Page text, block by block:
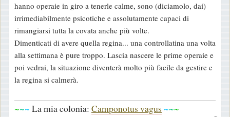
hanno operaie in giro a tenerle calme, sono (diciamolo, dai)
irrimediabilmente psicotiche e assolutamente capaci di
rimangiarsi tutta la covata anche più volte.
Dimenticati di avere quella regina... una controllatina una volta
alla settimana è pure troppo. Lascia nascere le prime operaie e
poi vedrai, la situazione diventerà molto più facile da gestire e
la regina si calmerà.
~~~ La mia colonia: Camponotus vagus ~~~